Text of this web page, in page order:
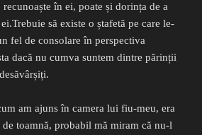
în ei, poate și dorința de a
să existe o ștafetă pe care le-
fel de consolare în perspectiva
dacă nu cumva suntem dintre părinții
am ajuns în camera lui fiu-meu, era
de toamnă, probabil mă miram că nu-l